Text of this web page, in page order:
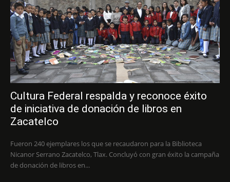
Cultura Federal respalda y reconoce éxito
de iniciativa de donación de libros en
Zacatelco
Fueron 240 ejemplares los que se recaudaron para la Biblioteca
Nicanor Serrano Zacatelco, Tlax. Concluyó con gran éxito la campaña
de donación de libros en...